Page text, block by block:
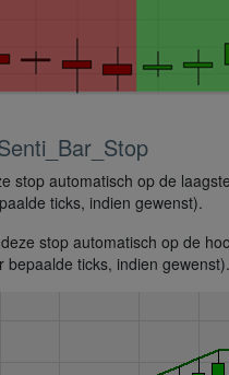
stop automatisch op de
ticks, indien gewenst).
stop automatisch op de
ticks, indien gewenst).